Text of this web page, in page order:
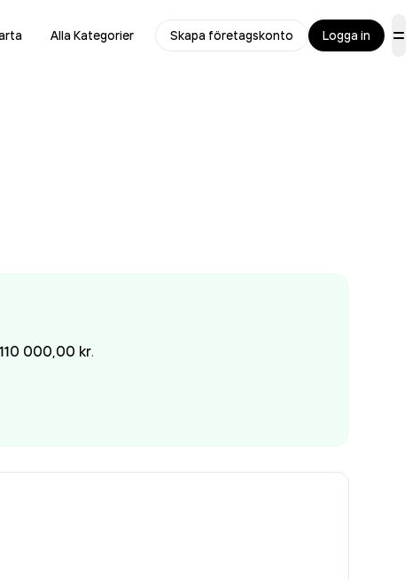
Alla Kategorier Skapa företagskonto Logga in
000,00 kr.